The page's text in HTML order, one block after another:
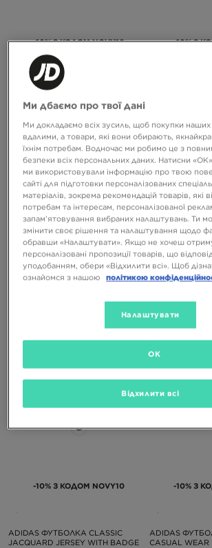
-10% З КОДОМ NOVY10
ADIDAS ФУТБОЛКА EVERYDAY
1699 ГРН
-10% З
2499 ГРН
-10% З КОДОМ NOVY10
ADIDAS ФУТБОЛКА CLASSIC
JACQUARD JERSEY WITH BADGE
2499 ГРН
-10% З
ADIDAS
CASUAL WEAR
-10% З КОДОМ NOVY10
ADIDAS ФУТБОЛКА CLASSIC
JACQUARD JERSEY WITH BADGE
-10% З
ADIDAS
CASUAL WEAR
Ми дбаємо про твої дані
Ми докладаємо всіх зусиль, щоб покупки наших
вдалими, а товари, які вони обирають,
їхнім потребам. Водночас ми робимо це з
безпеки всіх персональних даних. Натисни
ми використовували інформацію про твою
сайті для підготовки персоналізованих
матеріалів, зокрема рекомендацій товарів, які
потребам та інтересам, персоналізованої
запам’ятовування вибраних налаштувань. Ти
змінити своє рішення та налаштування щодо
обравши «Налаштувати». Якщо не хочеш
персоналізовані пропозиції товарів, що
уподобанням, обери «Відхилити всі». Щоб
ознайомся з нашою
політикою
Налаштувати
Відхилити всі
OK